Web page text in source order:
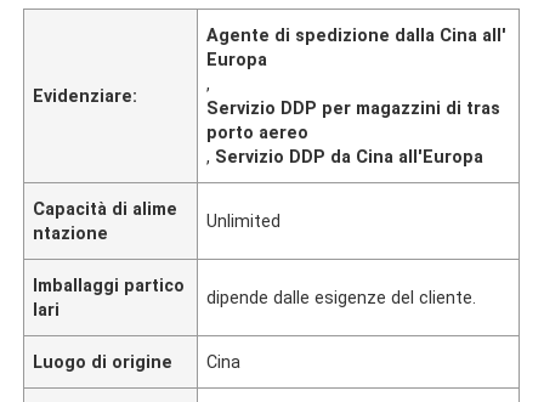
Evidenziare:
Agente di spedizione dalla Cina all'
Europa
,
Servizio DDP per magazzini di tras
porto aereo
, Servizio DDP da Cina all'Europa
Capacità di alime
ntazione
Unlimited
Imballaggi partico
lari
dipende dalle esigenze del cliente.
Luogo di origine Cina